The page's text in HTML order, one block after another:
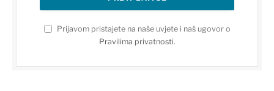
Prijavom pristajete na naše uvjete i naš ugovor o
Pravilima privatnosti.